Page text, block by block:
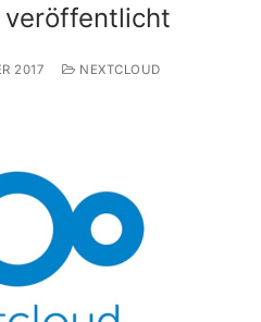
veröffentlicht
2017 NEXTCLOUD